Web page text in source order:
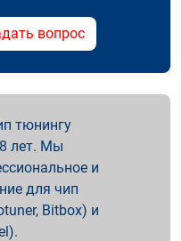
вопрос
тюнингу
лет. Мы
и
для чип
Bitbox) и